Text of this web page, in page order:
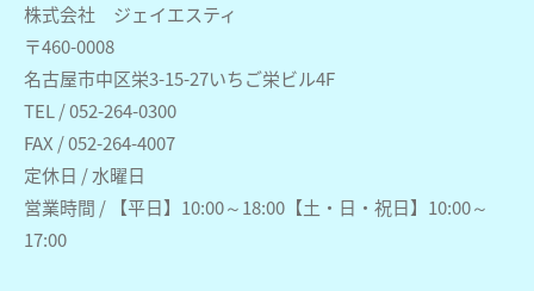
株式会社 ジェイエスティ
〒460-0008
名古屋市中区栄3-15-27いちご栄ビル4F
TEL / 052-264-0300
FAX / 052-264-4007
定休日 / 水曜日
営業時間 / 【平日】10:00～18:00【土・日・祝日】10:00～
17:00